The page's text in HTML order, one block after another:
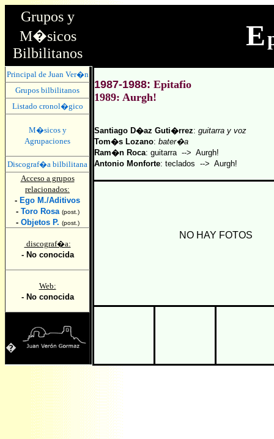
Grupos y
M�sicos
Bilbilitanos
E
Principal de Juan Ver�n
Grupos bilbilitanos
Listado cronol�gico
M�sicos y
Agrupaciones
Discograf�a bilbilitana
Acceso a grupos
relacionados:
- Ego M./Aditivos
- Toro Rosa (post.)
- Objetos P. (post.)
discograf�a:
- No conocida
Web:
- No conocida
�
1987-1988: Epitafio
1989: Aurgh!
Santiago D�az Guti�rrez: guitarra y voz
Tom�s Lozano: bater�a
Ram�n Roca: guitarra --> Aurgh!
Antonio Monforte: teclados --> Aurgh!
NO HAY FOTOS